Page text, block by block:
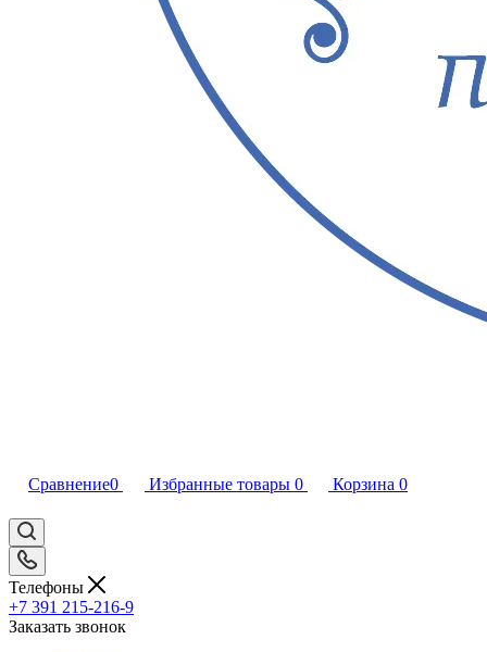
Сравнение0 Избранные товары 0 Корзина 0
Телефоны
+7 391 215-216-9
Заказать звонок